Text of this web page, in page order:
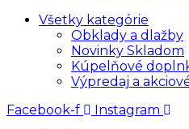
Všetky kategórie
Obklady a dlažby
Novinky Skladom
Kúpelňové
Výpredaj a
Facebook-f
Instagram